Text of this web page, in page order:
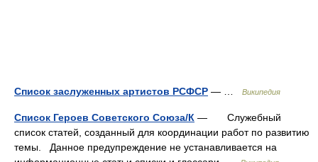
Список заслуженных артистов РСФСР — … Википедия
Список Героев Советского Союза/К — Служебный
список статей, созданный для координации работ по развитию
темы. Данное предупреждение не устанавливается на